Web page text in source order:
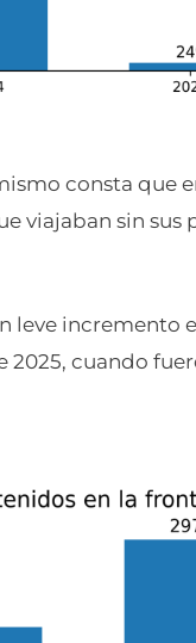
consta que
viajaban sin sus
leve incremento
cuando